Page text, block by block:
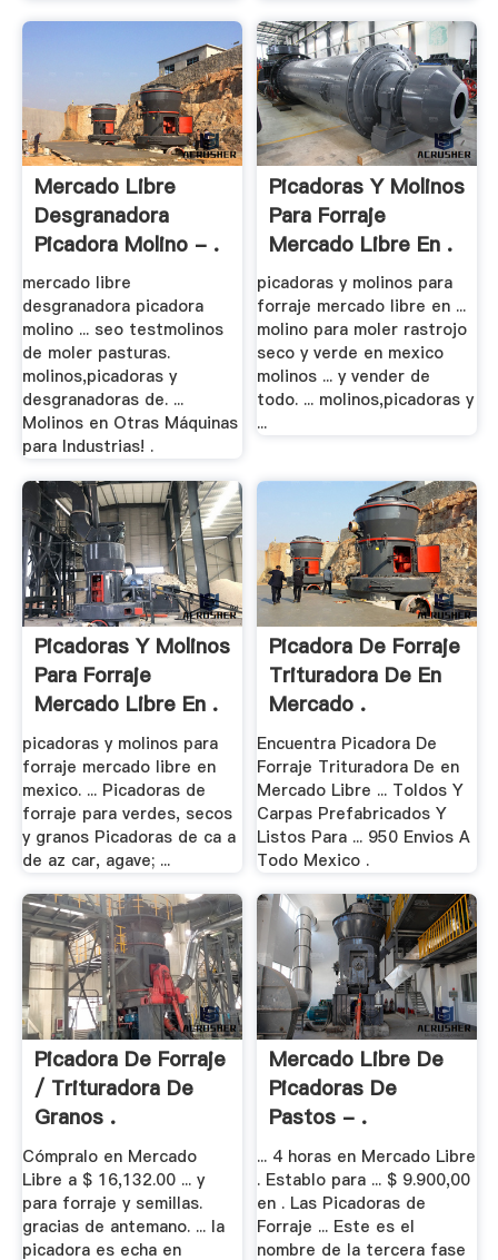
Mercado Libre
Desgranadora
Picadora Molino - .
mercado libre
desgranadora picadora
molino ... seo testmolinos
de moler pasturas.
molinos,picadoras y
desgranadoras de. ...
Molinos en Otras Máquinas
para Industrias! .
Picadoras Y Molinos
Para Forraje
Mercado Libre En .
picadoras y molinos para
forraje mercado libre en ...
molino para moler rastrojo
seco y verde en mexico
molinos ... y vender de
todo. ... molinos,picadoras y
...
Picadoras Y Molinos
Para Forraje
Mercado Libre En .
picadoras y molinos para
forraje mercado libre en
mexico. ... Picadoras de
forraje para verdes, secos
y granos Picadoras de ca a
de az car, agave; ...
Picadora De Forraje
Trituradora De En
Mercado .
Encuentra Picadora De
Forraje Trituradora De en
Mercado Libre ... Toldos Y
Carpas Prefabricados Y
Listos Para ... 950 Envios A
Todo Mexico .
Picadora De Forraje
/ Trituradora De
Granos .
Cómpralo en Mercado
Libre a $ 16,132.00 ... y
para forraje y semillas.
gracias de antemano. ... la
picadora es echa en
Mercado Libre De
Picadoras De
Pastos - .
... 4 horas en Mercado Libre
. Establo para ... $ 9.900,00
en . Las Picadoras de
Forraje ... Este es el
nombre de la tercera fase